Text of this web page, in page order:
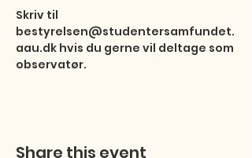
Skriv til
bestyrelsen@studentersamfundet.
aau.dk hvis du gerne vil deltage som
observatør.
Share this event